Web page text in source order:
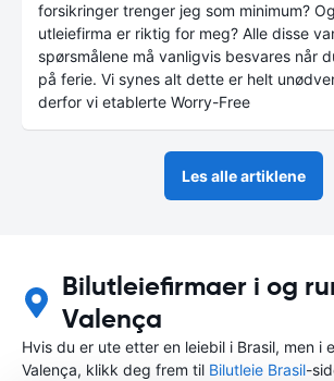
forsikringer trenger jeg som minimum?
utleiefirma er riktig for meg? Alle disse
spørsmålene må vanligvis besvares når
på ferie. Vi synes alt dette er helt
derfor vi etablerte Worry-Free
Les alle artiklene
Bilutleiefirmaer i og
Valença
Hvis du er ute etter en leiebil i Brasil, men i
Valença, klikk deg frem til Bilutleie Brasil-